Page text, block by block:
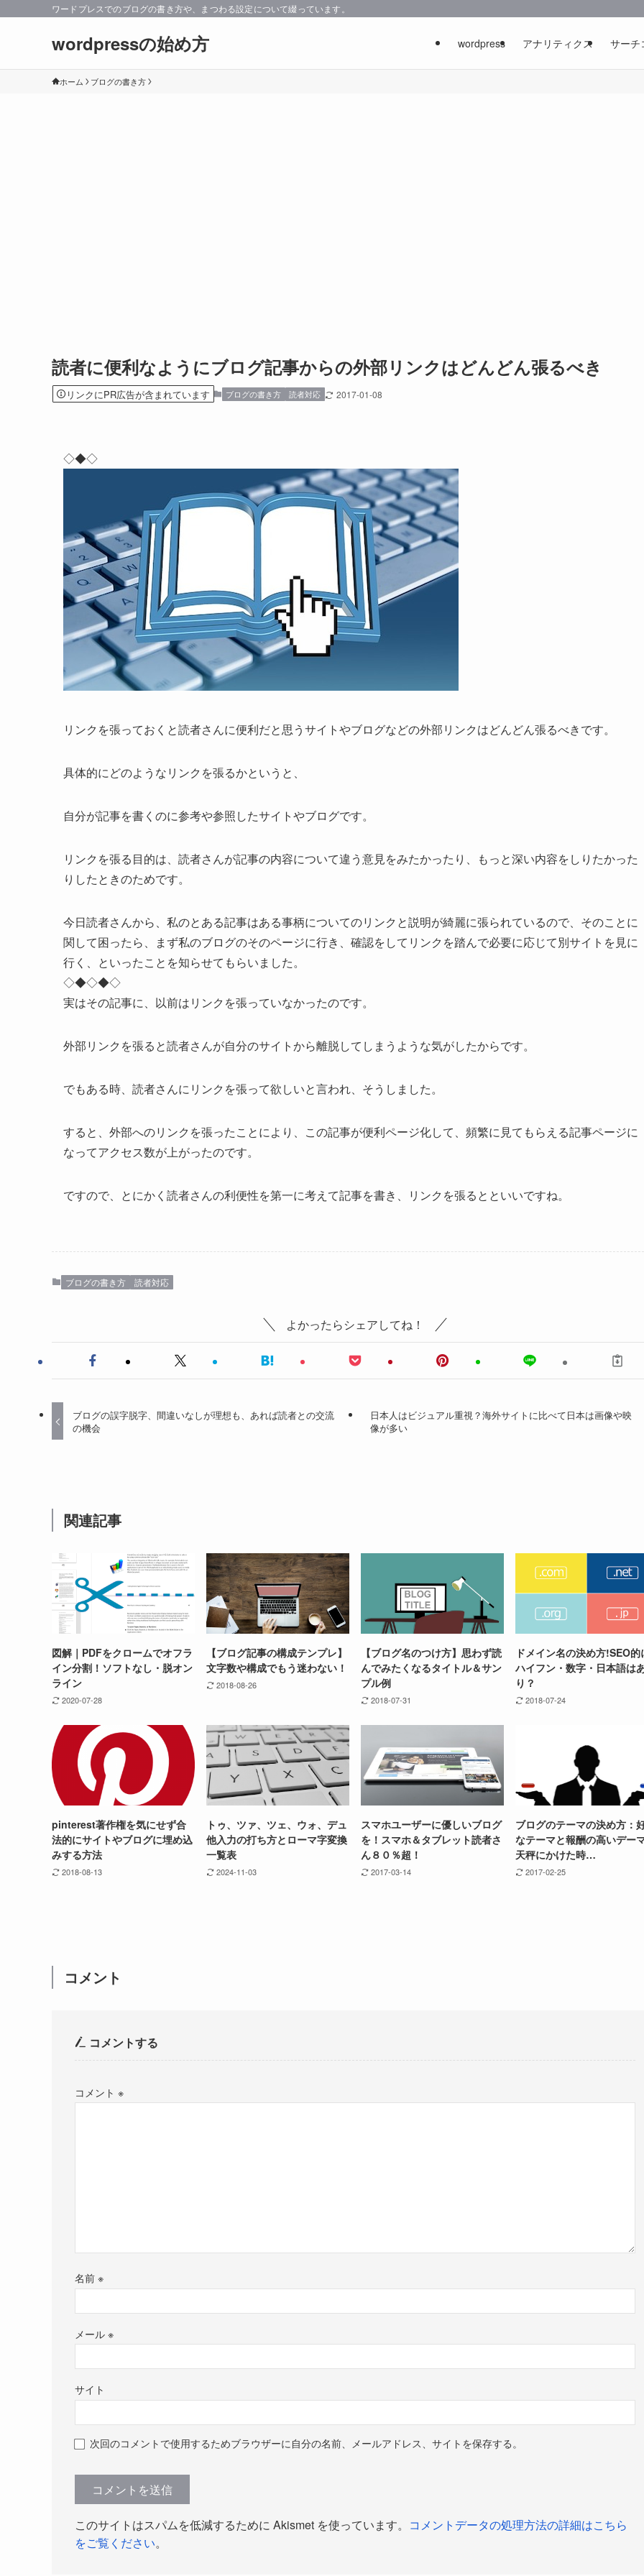
ワードプレスでのブログの書き方や、まつわる設定について綴っています。
wordpressの始め方 wordpress アナリティクス サーチ
ホーム ブログの書き方
読者に便利なようにブログ記事からの外部リンクはどんどん張るべき
リンクにPR広告が含まれています ブログの書き方 読者対応 2017-01-08
◇◆◇
リンクを張っておくと読者さんに便利だと思うサイトやブログなどの外部リンクはどんどん張るべきです。
具体的にどのようなリンクを張るかというと、
自分が記事を書くのに参考や参照したサイトやブログです。
リンクを張る目的は、読者さんが記事の内容について違う意見をみたかったり、もっと深い内容をしりたかった
りしたときのためです。
今日読者さんから、私のとある記事はある事柄についてのリンクと説明が綺麗に張られているので、そのことに
関して困ったら、まず私のブログのそのページに行き、確認をしてリンクを踏んで必要に応じて別サイトを見に
行く、といったことを知らせてもらいました。
◇◆◇◆◇
実はその記事に、以前はリンクを張っていなかったのです。
外部リンクを張ると読者さんが自分のサイトから離脱してしまうような気がしたからです。
でもある時、読者さんにリンクを張って欲しいと言われ、そうしました。
すると、 外部へのリンクを張ったことにより、この記事が便利ページ化して、頻繁に見てもらえる記事ページに
なってアクセス数が上がったのです。
ですので、とにかく 読者さんの利便性を第一に考えて記事を書き、リンクを張るとといいですね。
ブログの書き方 読者対応
よかったらシェアしてね！
ブログの誤字脱字、間違いなしが理想も、あれば読者との交流
の機会
日本人はビジュアル重視？海外サイトに比べて日本は画像や映
像が多い
関連記事
図解｜PDFをクロームでオフラ
イン分割！ソフトなし・脱オン
ライン
2020-07-28
【ブログ記事の構成テンプレ】
文字数や構成でもう迷わない！
2018-08-26
【ブログ名のつけ方】思わず読
んでみたくなるタイトル＆サン
プル例
2018-07-31
ドメイン名の決め方!SEO的
ハイフン・数字・日本語は
り？
2018-07-24
pinterest著作権を気にせず合
法的にサイトやブログに埋め込
みする方法
2018-08-13
トゥ、ツァ、ツェ、ウォ、デュ
他入力の打ち方とローマ字変換
一覧表
2024-11-03
スマホユーザーに優しいブログ
を！スマホ＆タブレット読者さ
ん８０％超！
2017-03-14
ブログのテーマの決め方：
なテーマと報酬の高いデー
天秤にかけた時…
2017-02-25
コメント
コメントする
コメント ※
名前※
メール※
サイト
次回のコメントで使用するためブラウザーに自分の名前、メールアドレス、サイトを保存する。
このサイトはスパムを低減するために Akismet を使っています。 コメントデータの処理方法の詳細はこちら
をご覧ください。